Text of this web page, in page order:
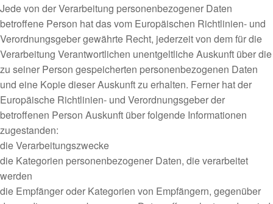
Jede von der Verarbeitung personenbezogener Daten
betroffene Person hat das vom Europäischen Richtlinien- und
Verordnungsgeber gewährte Recht, jederzeit von dem für die
Verarbeitung Verantwortlichen unentgeltliche Auskunft über die
zu seiner Person gespeicherten personenbezogenen Daten
und eine Kopie dieser Auskunft zu erhalten. Ferner hat der
Europäische Richtlinien- und Verordnungsgeber der
betroffenen Person Auskunft über folgende Informationen
zugestanden:
die Verarbeitungszwecke
die Kategorien personenbezogener Daten, die verarbeitet
werden
die Empfänger oder Kategorien von Empfängern, gegenüber